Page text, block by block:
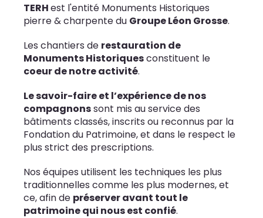
TERHest l'entité Monuments Historiques
pierre & charpente du Groupe Léon Grosse.
Les chantiers de restauration de
Monuments Historiquesconstituent le
coeur de notre activité.
Le savoir-faire et l’expérience de nos
compagnonssont mis au service des
bâtiments classés, inscrits ou reconnus par la
Fondation du Patrimoine, et dans le respect le
plus strict des prescriptions.
Nos équipes utilisent les techniques les plus
traditionnelles comme les plus modernes, et
ce, afin de préserver avant tout le
patrimoine qui nous est confié.